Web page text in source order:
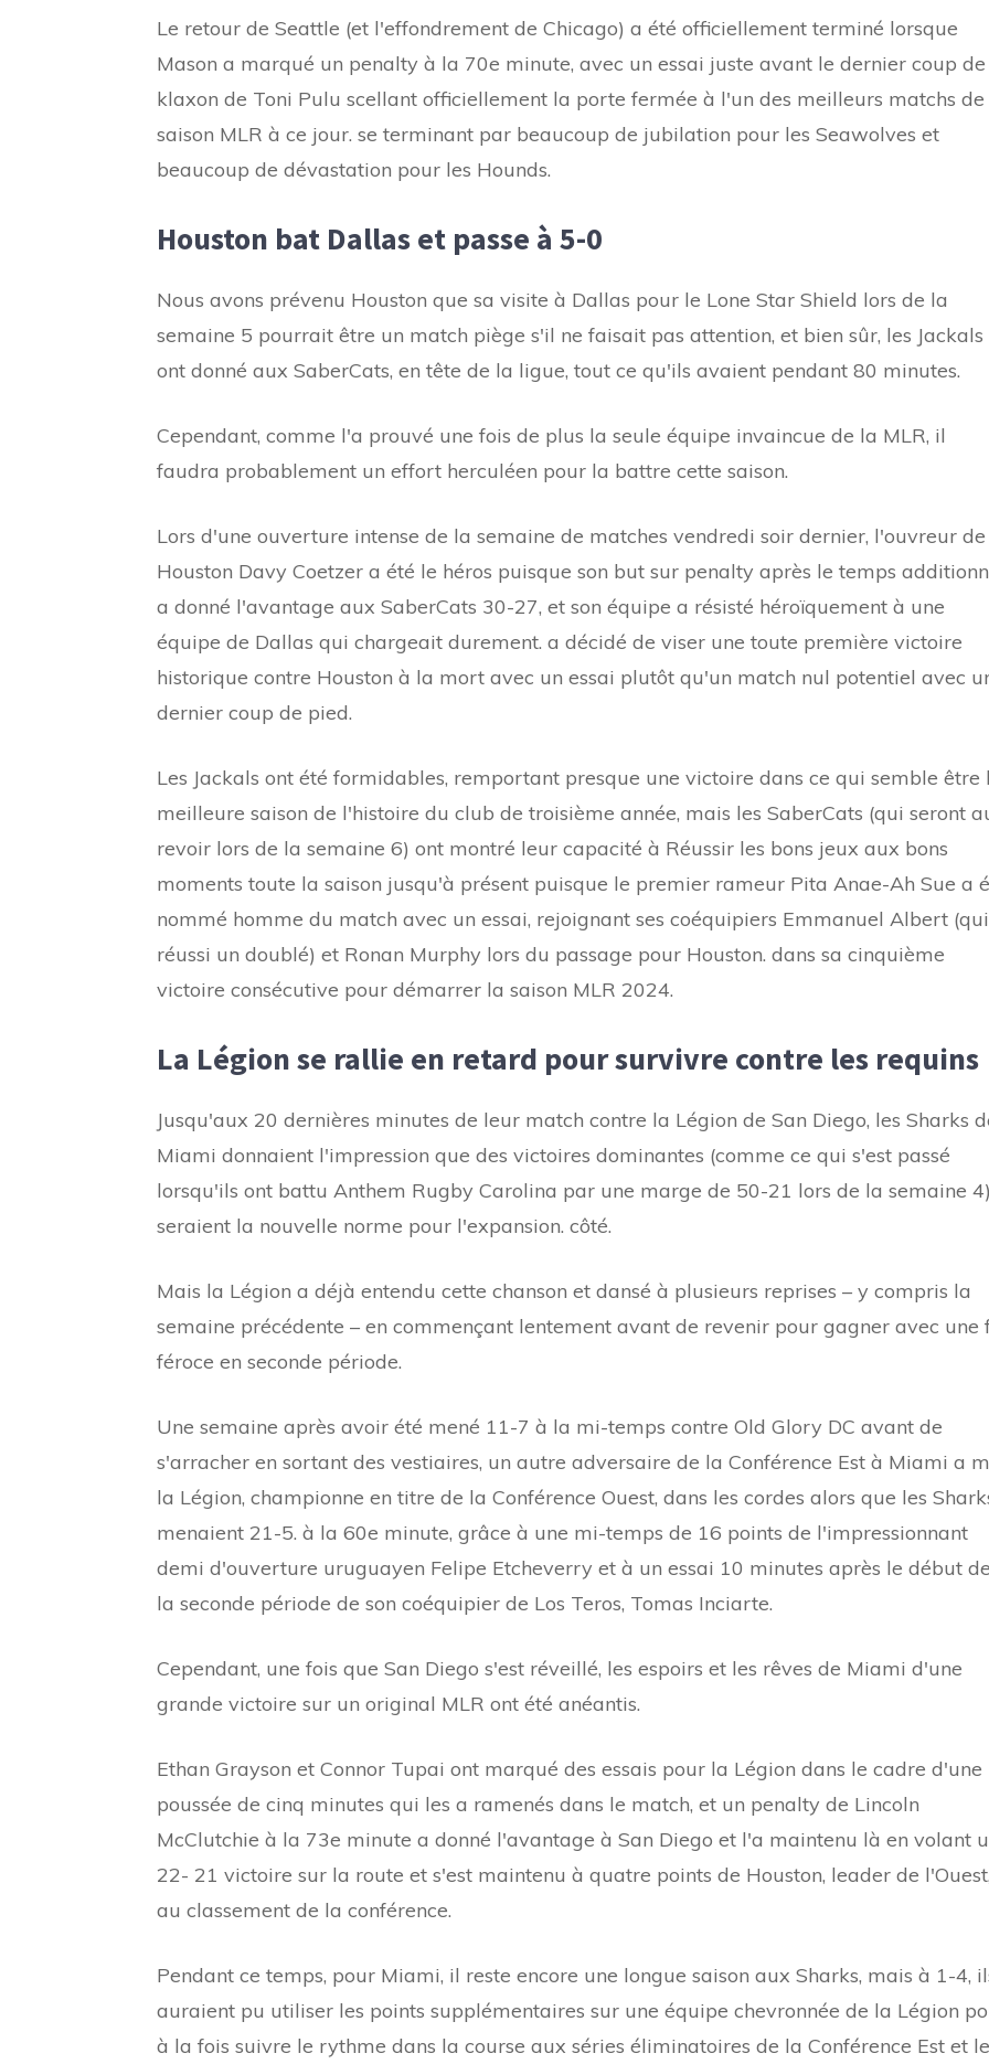
Le retour de Seattle (et l'effondrement de Chicago) a été officiellement terminé lorsque
Mason a marqué un penalty à la 70e minute, avec un essai juste avant le dernier coup de
klaxon de Toni Pulu scellant officiellement la porte fermée à l'un des meilleurs matchs de
saison MLR à ce jour. se terminant par beaucoup de jubilation pour les Seawolves et
beaucoup de dévastation pour les Hounds.
Houston bat Dallas et passe à 5-0
Nous avons prévenu Houston que sa visite à Dallas pour le Lone Star Shield lors de la
semaine 5 pourrait être un match piège s'il ne faisait pas attention, et bien sûr, les Jackals
ont donné aux SaberCats, en tête de la ligue, tout ce qu'ils avaient pendant 80 minutes.
Cependant, comme l'a prouvé une fois de plus la seule équipe invaincue de la MLR, il
faudra probablement un effort herculéen pour la battre cette saison.
Lors d'une ouverture intense de la semaine de matches vendredi soir dernier, l'ouvreur de
Houston Davy Coetzer a été le héros puisque son but sur penalty après le temps
a donné l'avantage aux SaberCats 30-27, et son équipe a résisté héroïquement à une
équipe de Dallas qui chargeait durement. a décidé de viser une toute première victoire
historique contre Houston à la mort avec un essai plutôt qu'un match nul potentiel avec
dernier coup de pied.
Les Jackals ont été formidables, remportant presque une victoire dans ce qui semble être
meilleure saison de l'histoire du club de troisième année, mais les SaberCats (qui seront
revoir lors de la semaine 6) ont montré leur capacité à Réussir les bons jeux aux bons
moments toute la saison jusqu'à présent puisque le premier rameur Pita Anae-Ah Sue a
nommé homme du match avec un essai, rejoignant ses coéquipiers Emmanuel Albert
réussi un doublé) et Ronan Murphy lors du passage pour Houston. dans sa cinquième
victoire consécutive pour démarrer la saison MLR 2024.
La Légion se rallie en retard pour survivre contre les requins
Jusqu'aux 20 dernières minutes de leur match contre la Légion de San Diego, les Sharks
Miami donnaient l'impression que des victoires dominantes (comme ce qui s'est passé
lorsqu'ils ont battu Anthem Rugby Carolina par une marge de 50-21 lors de la semaine 4)
seraient la nouvelle norme pour l'expansion. côté.
Mais la Légion a déjà entendu cette chanson et dansé à plusieurs reprises – y compris la
semaine précédente – en commençant lentement avant de revenir pour gagner avec une
féroce en seconde période.
Une semaine après avoir été mené 11-7 à la mi-temps contre Old Glory DC avant de
s'arracher en sortant des vestiaires, un autre adversaire de la Conférence Est à Miami a
la Légion, championne en titre de la Conférence Ouest, dans les cordes alors que les
menaient 21-5. à la 60e minute, grâce à une mi-temps de 16 points de l'impressionnant
demi d'ouverture uruguayen Felipe Etcheverry et à un essai 10 minutes après le début de
la seconde période de son coéquipier de Los Teros, Tomas Inciarte.
Cependant, une fois que San Diego s'est réveillé, les espoirs et les rêves de Miami d'une
grande victoire sur un original MLR ont été anéantis.
Ethan Grayson et Connor Tupai ont marqué des essais pour la Légion dans le cadre d'une
poussée de cinq minutes qui les a ramenés dans le match, et un penalty de Lincoln
McClutchie à la 73e minute a donné l'avantage à San Diego et l'a maintenu là en volant
22- 21 victoire sur la route et s'est maintenu à quatre points de Houston, leader de l'Ouest,
au classement de la conférence.
Pendant ce temps, pour Miami, il reste encore une longue saison aux Sharks, mais à 1-4,
auraient pu utiliser les points supplémentaires sur une équipe chevronnée de la Légion
à la fois suivre le rythme dans la course aux séries éliminatoires de la Conférence Est et